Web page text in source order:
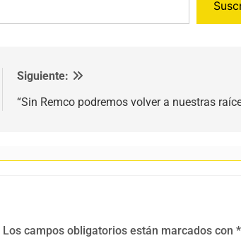
Siguiente:
“Sin Remco podremos volver a nuestras
Los campos obligatorios están marcados con *